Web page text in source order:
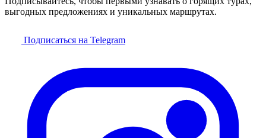
выгодных предложениях и уникальных маршрутах.
Подписаться на Telegram